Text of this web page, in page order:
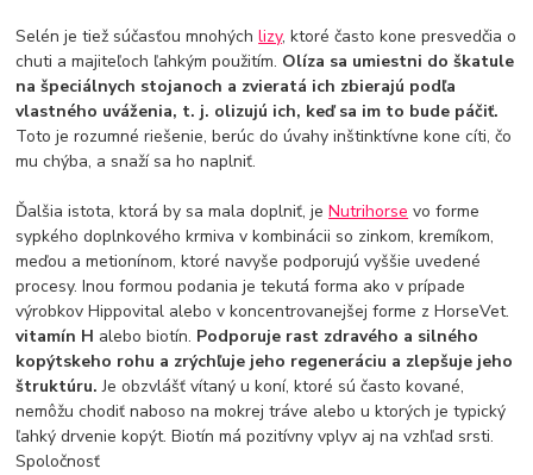
Selén je tiež súčasťou mnohýchlizy, ktoré často kone presvedčia o
chuti a majiteľoch ľahkým použitím. Olíza sa umiestni do škatule
na špeciálnych stojanoch a zvieratá ich zbierajú podľa
vlastného uváženia, t. j. olizujú ich, keď sa im to bude páčiť.
Toto je rozumné riešenie, berúc do úvahy inštinktívne kone cíti, čo
mu chýba, a snaží sa ho naplniť.
Ďalšia istota, ktorá by sa mala doplniť, jeNutrihorse vo forme
sypkého doplnkového krmiva v kombinácii so zinkom, kremíkom,
meďou a metionínom, ktoré navyše podporujú vyššie uvedené
procesy. Inou formou podania je tekutá forma ako v prípade
výrobkov Hippovital alebo v koncentrovanejšej forme z HorseVet.
vitamín H alebo biotín. Podporuje rast zdravého a silného
kopýtskeho rohu a zrýchľuje jeho regeneráciu a zlepšuje jeho
štruktúru.Je obzvlášť vítaný u koní, ktoré sú často kované,
nemôžu chodiť naboso na mokrej tráve alebo u ktorých je typický
ľahký drvenie kopýt. Biotín má pozitívny vplyv aj na vzhľad srsti.
Spoločnosť